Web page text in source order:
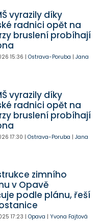
vyrazily díky
radnici opět na
bruslení probíhají
15:36 | Ostrava-Poruba | Jana
vyrazily díky
radnici opět na
bruslení probíhají
17:30 | Ostrava-Poruba | Jana
zimního
v Opavě
podle plánu, řeší
17:23 | Opava | Yvona Fajtová